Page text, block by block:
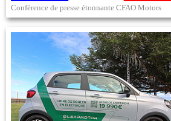
Conférence de presse étonnante CFAO Motors